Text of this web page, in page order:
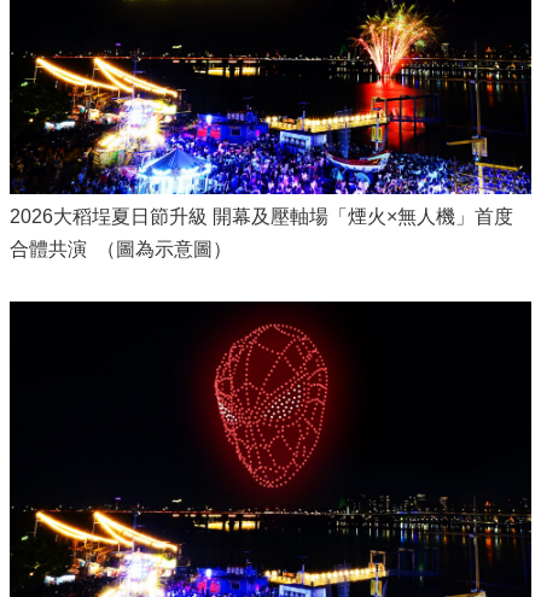
2026大稻埕夏日節升級 開幕及壓軸場「煙火×無人機」首度
合體共演 （圖為示意圖）